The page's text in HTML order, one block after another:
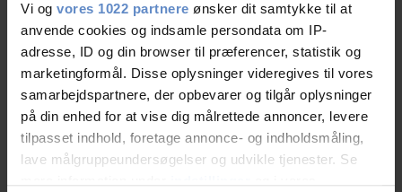
Vi og vores 1022 partnere ønsker dit samtykke til at
anvende cookies og indsamle persondata om IP-
adresse, ID og din browser til præferencer, statistik og
marketingformål. Disse oplysninger videregives til vores
samarbejdspartnere, der opbevarer og tilgår oplysninger
på din enhed for at vise dig målrettede annoncer, levere
tilpasset indhold, foretage annonce- og indholdsmåling,
lave målgruppeundersøgelser og udvikle tjenester. Se
Fodbold
Fodboldbane
Gratis parkering Handicap venligt
Sportshal Svømmehal
Læs mere